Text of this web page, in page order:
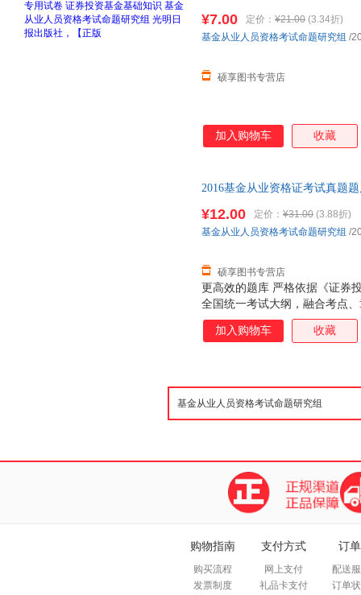
捷，下单秒杀，欢迎选购！
¥7.00 定价： ¥21.00 (3.34折)
硕享图书专营店
基金从业人员资格考试命题研究组 /
加入购物车 收藏
2016基金从业资格证考试真题
捷，下单秒杀，欢迎选购！
更高效的题库 严格依据《证券
全国统一考试大纲，融合考点
教材页码，把教材变“薄”，使
体例 从一般的认识规律出发，
用的软件 电脑软件、手机软件
人交流群、特色等，过关更简
¥12.00 定价： ¥31.00 (3.88折)
硕享图书专营店
基金从业人员资格考试命题研究组 /
加入购物车 收藏
购物指南
购买流程
发票制度
支付方式
网上支付
礼品卡支付
订
配送
订单